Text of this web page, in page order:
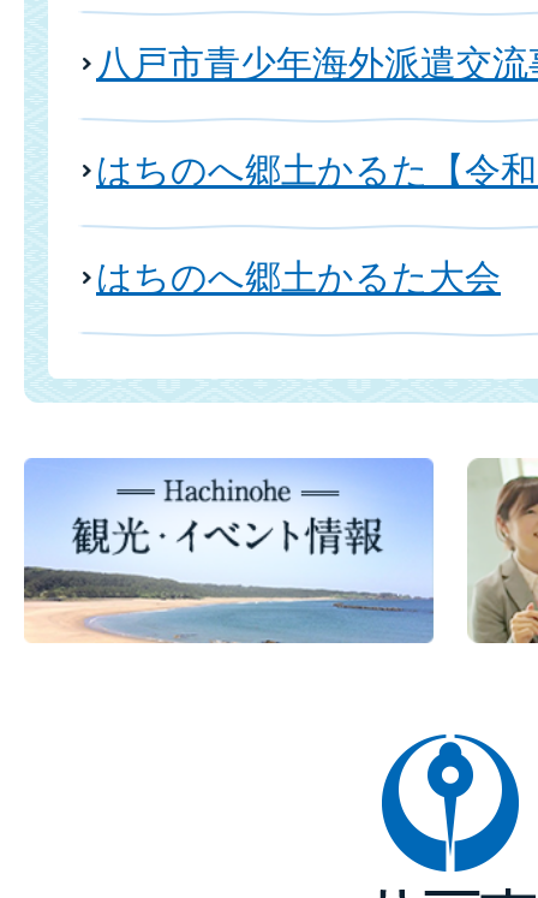
八戸市青少年海外派遣交
はちのへ郷土かるた【令
はちのへ郷土かるた大会
八
戸